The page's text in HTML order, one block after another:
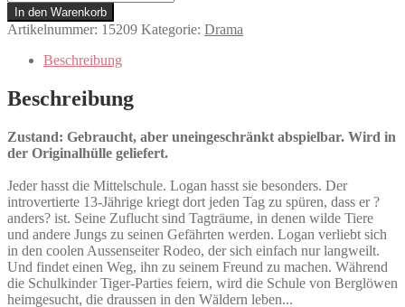
Tigers
I
Have
Known
Menge
In den Warenkorb
Artikelnummer: 15209 Kategorie: Drama
Beschreibung
Beschreibung
Zustand: Gebraucht, aber uneingeschränkt abspielbar. Wird in
der Originalhülle geliefert.
Jeder hasst die Mittelschule. Logan hasst sie besonders. Der
introvertierte 13-Jährige kriegt dort jeden Tag zu spüren, dass er ?
anders? ist. Seine Zuflucht sind Tagträume, in denen wilde Tiere
und andere Jungs zu seinen Gefährten werden. Logan verliebt sich
in den coolen Aussenseiter Rodeo, der sich einfach nur langweilt.
Und findet einen Weg, ihn zu seinem Freund zu machen. Während
die Schulkinder Tiger-Parties feiern, wird die Schule von Berglöwen
heimgesucht, die draussen in den Wäldern leben...